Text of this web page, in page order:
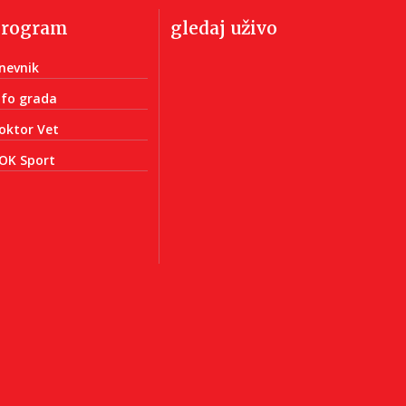
grada
Vet
Sport
gledaj uživo